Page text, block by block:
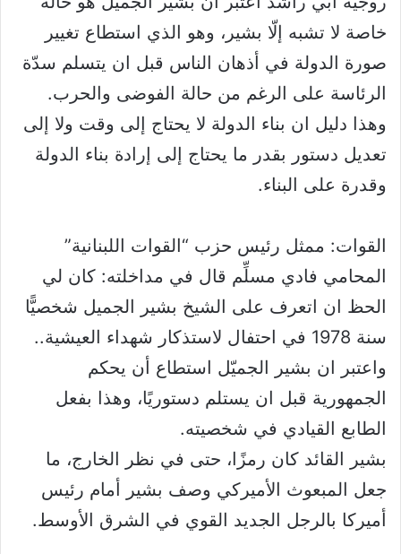
خاصة لا تشبه إلّا بشير، وهو الذي استطاع تغيير
صورة الدولة في أذهان الناس قبل ان يتسلم سدّة
الرئاسة على الرغم من حالة الفوضى والحرب.
وهذا دليل ان بناء الدولة لا يحتاج إلى وقت ولا إلى
تعديل دستور بقدر ما يحتاج إلى إرادة بناء الدولة
وقدرة على البناء.
القوات: ممثل رئيس حزب “القوات اللبنانية”
المحامي فادي مسلِّم قال في مداخلته: كان لي
الحظ ان اتعرف على الشيخ بشير الجميل شخصيًّا
سنة 1978 في احتفال لاستذكار شهداء العيشية..
واعتبر ان بشير الجميّل استطاع أن يحكم
الجمهورية قبل ان يستلم دستوريًا، وهذا بفعل
الطابع القيادي في شخصيته.
بشير القائد كان رمزًا، حتى في نظر الخارج، ما
جعل المبعوث الأميركي وصف بشير أمام رئيس
أميركا بالرجل الجديد القوي في الشرق الأوسط.